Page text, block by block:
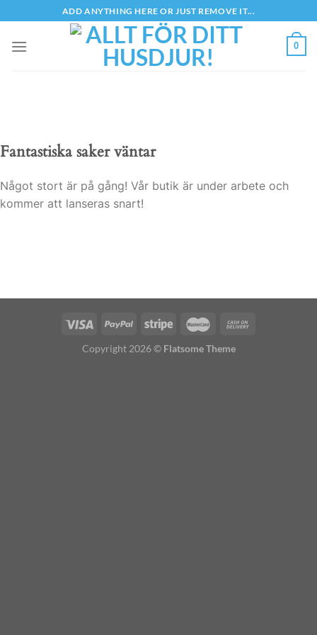
to
content
ADD ANYTHING HERE OR JUST REMOVE IT...
0
Fantastiska saker väntar
Något stort är på gång! Vår butik är under arbete och
kommer att lanseras snart!
Copyright 2026 © Flatsome Theme